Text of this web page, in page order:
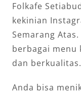
Folkafe
kekinian
Semarang
berbagai menu
dan berkualitas.
Anda bisa